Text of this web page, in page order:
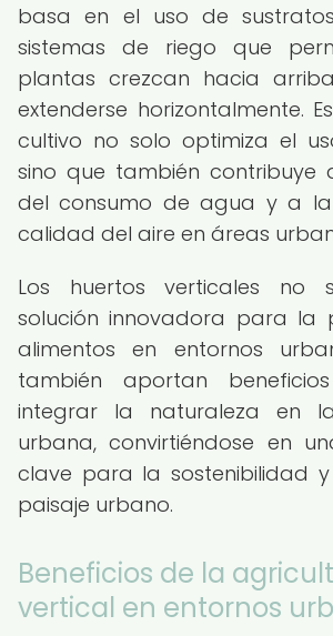
basa en el uso de
sistemas de riego que
plantas crezcan hacia
extenderse horizontalmente.
cultivo no solo optimiza el
sino que también contribuye
del consumo de agua y a
calidad del aire en áreas
Los huertos verticales no
solución innovadora para la
alimentos en entornos
también aportan
integrar la naturaleza en
urbana, convirtiéndose en
clave para la sostenibilidad
paisaje urbano.
Beneficios de la
vertical en entornos